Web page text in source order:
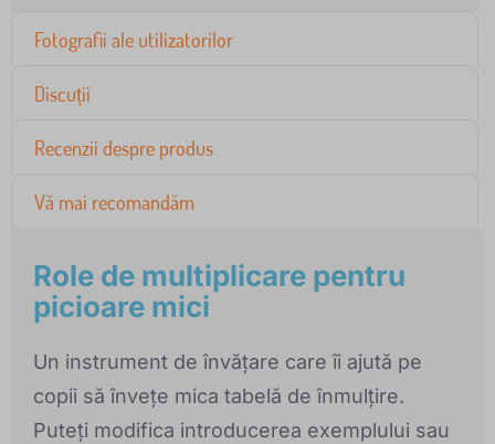
Fotografii ale utilizatorilor
Discuții
Recenzii despre produs
Vă mai recomandăm
Role de multiplicare pentru
picioare mici
Un instrument de învățare care îi ajută pe
copii să învețe mica tabelă de înmulțire.
Puteți modifica introducerea exemplului sau